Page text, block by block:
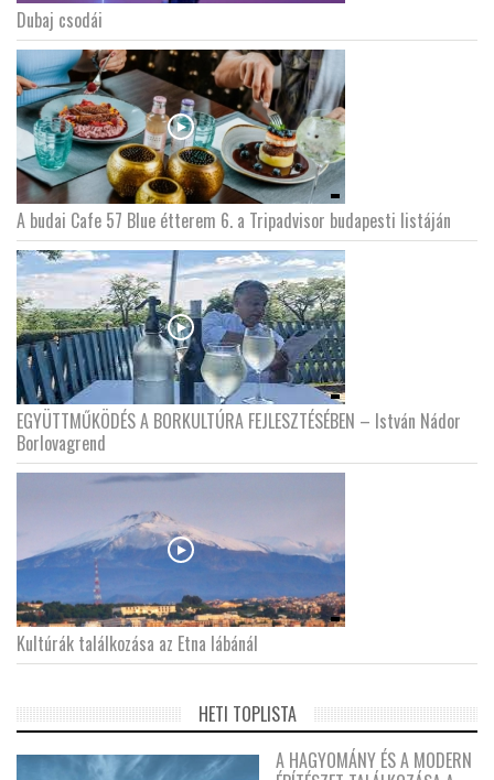
Dubaj csodái
A budai Cafe 57 Blue étterem 6. a Tripadvisor budapesti listáján
EGYÜTTMŰKÖDÉS A BORKULTÚRA FEJLESZTÉSÉBEN – István Nádor
Borlovagrend
Kultúrák találkozása az Etna lábánál
HETI TOPLISTA
A HAGYOMÁNY ÉS A MODERN